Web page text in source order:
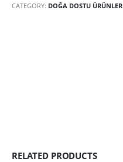
CATEGORY: DOĞA DOSTU ÜRÜNLER
RELATED PRODUCTS